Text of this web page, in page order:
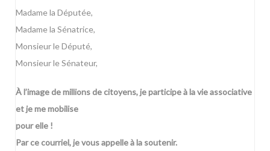
Madame la Députée,
Madame la Sénatrice,
Monsieur le Député,
Monsieur le Sénateur,
À l’image de millions de citoyens, je participe à la vie associative
et je me mobilise
pour elle !
Par ce courriel, je vous appelle à la soutenir.